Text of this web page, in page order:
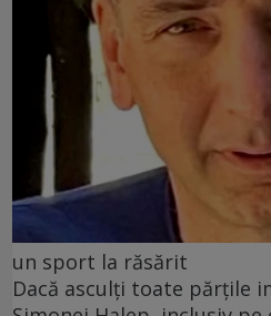
un sport la răsărit
Dacă asculți toate părțile